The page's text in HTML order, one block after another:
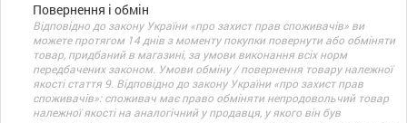
Повернення і обмін
Відповідно до закону України «про захист прав споживачів» ви
можете протягом 14 днів з моменту покупки повернути або обміняти
товар, придбаний в магазині, за умови виконання всіх норм
передбачених законом. Умови обміну / повернення товару належної
якості стаття 9. Відповідно до закону України «про захист прав
споживачів»: споживач має право обміняти непродовольчий товар
належної якості на аналогічний у продавця, у якого він був